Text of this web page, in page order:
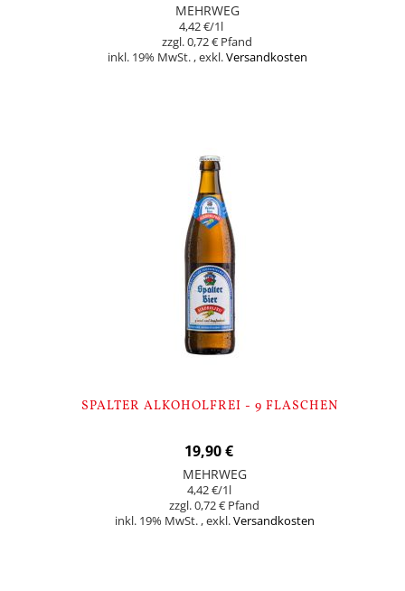
MEHRWEG
4,42 €/1l
0,72 €
inkl. 19% MwSt. ,exkl.Versandkosten
SPALTER ALKOHOLFREI - 9 FLASCHEN
19,90 €
MEHRWEG
4,42 €/1l
0,72 €
inkl. 19% MwSt. ,exkl.Versandkosten